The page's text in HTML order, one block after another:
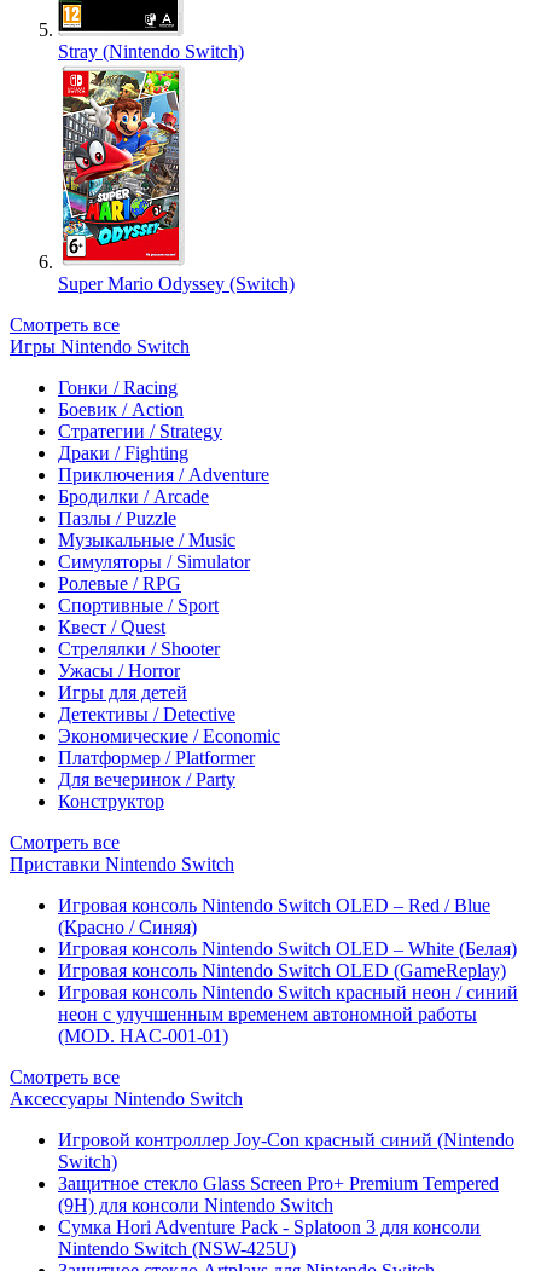
Stray (Nintendo Switch)
Super Mario Odyssey (Switch)
Смотреть все
Игры Nintendo Switch
Гонки / Racing
Боевик / Action
Стратегии / Strategy
Драки / Fighting
Приключения / Adventure
Бродилки / Arcade
Пазлы / Puzzle
Музыкальные / Music
Симуляторы / Simulator
Ролевые / RPG
Спортивные / Sport
Квест / Quest
Стрелялки / Shooter
Ужасы / Horror
Игры для детей
Детективы / Detective
Экономические / Economic
Платформер / Platformer
Для вечеринок / Party
Конструктор
Смотреть все
Приставки Nintendo Switch
Игровая консоль Nintendo Switch OLED – Red / Blue
(Красно / Синяя)
Игровая консоль Nintendo Switch OLED – White (Белая)
Игровая консоль Nintendo Switch OLED (GameReplay)
Игровая консоль Nintendo Switch красный неон / синий
неон с улучшенным временем автономной работы
(MOD. HAC-001-01)
Смотреть все
Аксессуары Nintendo Switch
Игровой контроллер Joy-Con красный синий (Nintendo
Switch)
Защитное стекло Glass Screen Pro+ Premium Tempered
(9H) для консоли Nintendo Switch
Сумка Hori Adventure Pack - Splatoon 3 для консоли
Nintendo Switch (NSW-425U)